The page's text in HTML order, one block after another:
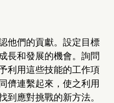
他們的貢獻。設定目標
長和發展的機會。詢問
利用這些技能的工作項
儕連繫起來，使之利用
到應對挑戰的新方法。